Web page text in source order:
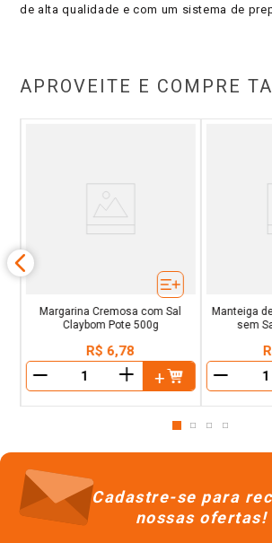
de alta qualidade e com um sistema de
APROVEITE E COMPRE
Margarina Cremosa com Sal
Claybom Pote 500g
R$ 6,78
＋
Manteiga
sem
Cadastre-se para
nossas ofertas!